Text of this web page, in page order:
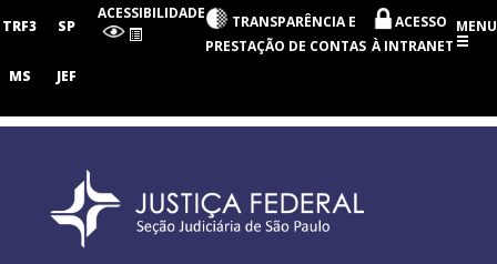
Judiciária
Paulo
TRF3 SP
MS JEF
ACESSIBILIDADE
TRANSPARÊNCIA E
PRESTAÇÃO DE CONTAS
ACESSO
À INTRANET
MENU